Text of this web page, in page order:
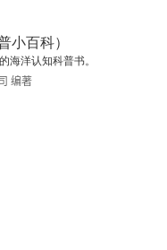
小百科）
海洋认知科普书。
编著